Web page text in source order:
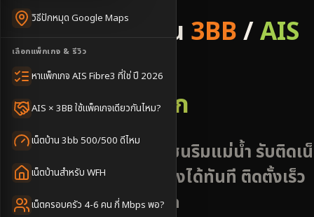
วิธีปักหมุด Google Maps
เลือกแพ็กเกจ & รีวิว
หาแพ็กเกจ AIS Fibre3 ที่ใช่ ปี 2026
AIS × 3BB ใช้แพ็คเกจเดียวกันไหม?
เน็ตบ้าน 3bb 500/500 ดีไหม
เน็ตบ้านสำหรับ WFH
เน็ตครอบครัว 4-6 คน กี่ Mbps พอ?
รับติดตั้งเน็ตบ้าน 3BB/AIS
Fibre
อำเภอบางมูลนาก
บางมูลนาก พิจิตร - ชุมชนริมแม่น้ำ รับติดเ
AIS 3BB Fibre3 นัดช่างได้ทันที ติดตั้งเร็ว
สมัครผ่านไลน์ @3bbth